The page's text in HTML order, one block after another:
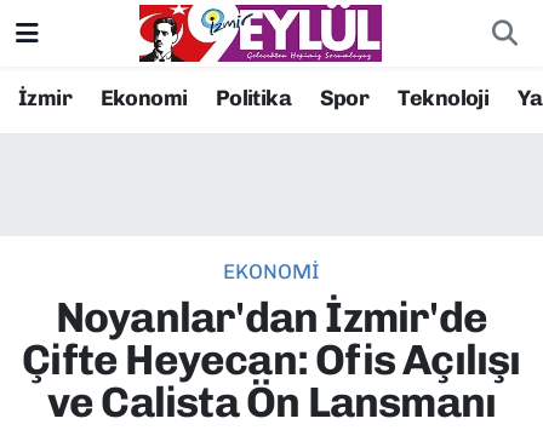
İzmir Ekonomi Politika Spor Teknoloji
EKONOMİ
Noyanlar'dan İzmir'de
Çifte Heyecan: Ofis Açılışı
ve Calista Ön Lansmanı
Resmi İlanlar
EKONOMİ
KÜLTÜR SANAT
Konak Nöbetçi Eczaneler
Süper Lig Puan Durumu ve Fikstür
Tüm Manşetler
Son Dakika Haberleri